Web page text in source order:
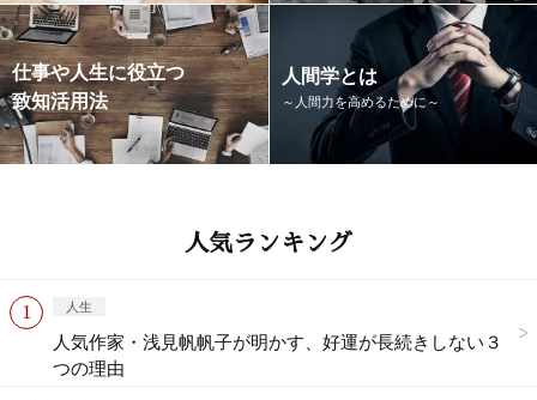
仕事や人生に役立つ
致知活用法
人間学とは
～人間力を高めるために～
人気ランキング
人生
人気作家・浅見帆帆子が明かす、好運が長続きしない３
つの理由